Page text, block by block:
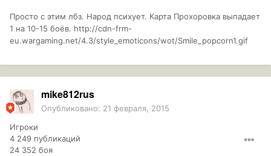
Просто с этим лбз. Народ психует. Карта Прохоровка выпадает
1 на 10-15 боёв. http://cdn-frm-
eu.wargaming.net/4.3/style_emoticons/wot/Smile_popcorn1.gif
mike812rus
Опубликовано: 21 февраля, 2015
Игроки
4 249 публикаций
24 352 боя